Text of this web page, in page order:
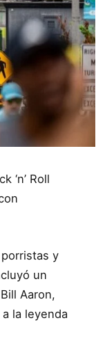
‘n’ Roll
y
un
Aaron,
la leyenda